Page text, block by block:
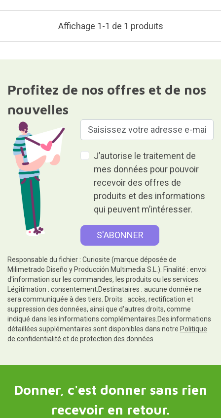
Affichage 1-1 de 1 produits
Profitez de nos offres et de nos
nouvelles
J’autorise le traitement de
mes données pour pouvoir
recevoir des offres de
produits et des informations
qui peuvent m’intéresser.
Responsable du fichier : Curiosite (marque déposée de
Milimetrado Diseño y Producción Multimedia S.L.). Finalité : envoi
d'information sur les commandes, les produits ou les services.
Légitimation : consentement.Destinataires : aucune donnée ne
sera communiquée à des tiers. Droits : accès, rectification et
suppression des données, ainsi que d'autres droits, comme
indiqué dans les informations complémentaires.Des informations
détaillées supplémentaires sont disponibles dans notre Politique
de confidentialité et de protection des données
Donner, c'est donner sans rien
recevoir en retour.